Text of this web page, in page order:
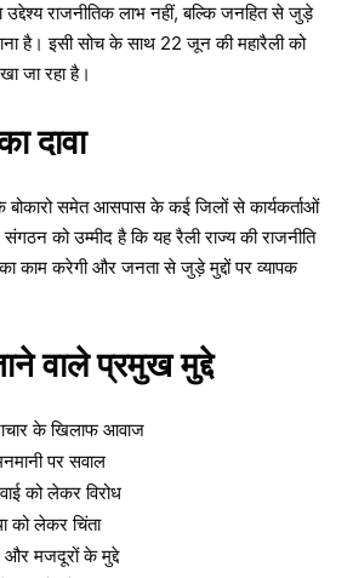
उद्देश्य राजनीतिक लाभ नहीं, बल्कि जनहित से जुड़े
है। इसी सोच के साथ 22 जून की महारैली को
जा रहा है।
दावा
बोकारो समेत आसपास के कई जिलों से कार्यकर्ताओं
को उम्मीद है कि यह रैली राज्य की राजनीति
काम करेगी और जनता से जुड़े मुद्दों पर व्यापक
वाले प्रमुख मुद्दे
के खिलाफ आवाज
पर सवाल
को लेकर विरोध
को लेकर चिंता
और मजदूरों के मुद्दे